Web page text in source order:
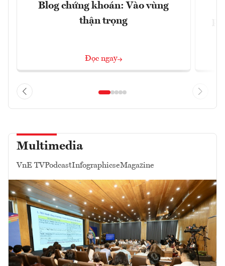
Blog chứng khoán: Vào vùng
thận trọng
Đọc ngay
Multimedia
VnE TVPodcastInfographicseMagazine